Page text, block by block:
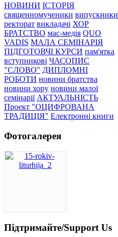
НОВИНИ ІСТОРІЯ
священномученики випускники
ректорат викладачі ХОР
БРАТСТВО мас-медія QUO
VADIS МАЛА СЕМІНАРІЯ
ПІДГОТОВЧІ КУРСИ пам'ятка
вступникові ЧАСОПИС
"СЛОВО" ДИПЛОМНІ
РОБОТИ новини братства
новини хору новини малої
семінарії АКТУАЛЬНІСТЬ
Проект "ОЦИФРОВАНА
ТРАДИЦІЯ" Електронні книги
Фотогалерея
Підтримайте/Support Us